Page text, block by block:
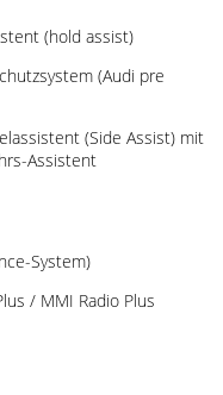
(hold assist)
(Audi pre
(Side Assist) mit
Assistent
System)
/ MMI Radio Plus